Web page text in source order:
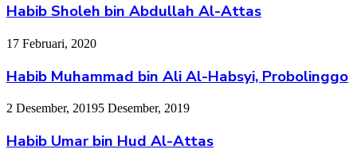
Habib Sholeh bin Abdullah Al-Attas
17 Februari, 2020
Habib Muhammad bin Ali Al-Habsyi, Probolinggo
2 Desember, 20195 Desember, 2019
Habib Umar bin Hud Al-Attas